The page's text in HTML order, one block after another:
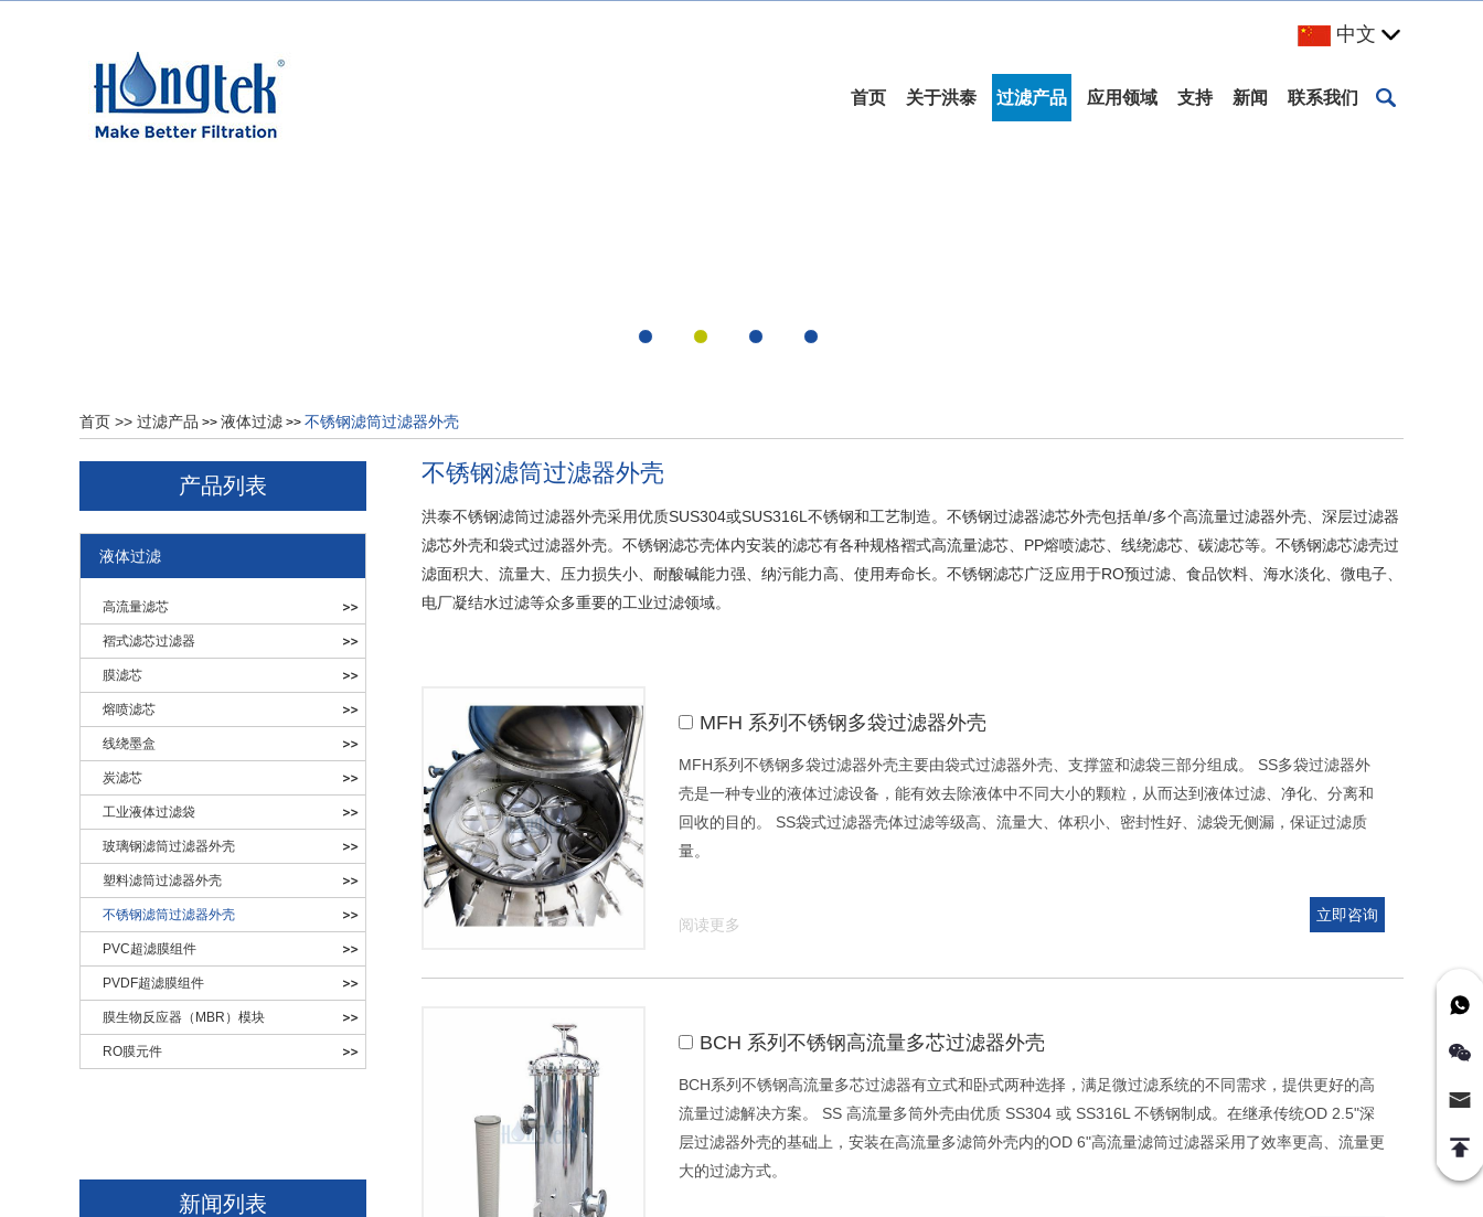
中文
首页 关于洪泰 过滤产品 应用领域 支持 新闻 联系我们
首页 >> 过滤产品 >> 液体过滤 >> 不锈钢滤筒过滤器外壳
不锈钢滤筒过滤器外壳
洪泰不锈钢滤筒过滤器外壳采用优质SUS304或SUS316L不锈钢和工艺制造。不锈钢过滤器滤芯外壳包括单/多个高流量过滤器外壳、深层过滤器
滤芯外壳和袋式过滤器外壳。不锈钢滤芯壳体内安装的滤芯有各种规格褶式高流量滤芯、PP熔喷滤芯、线绕滤芯、碳滤芯等。不锈钢滤芯滤壳过
滤面积大、流量大、压力损失小、耐酸碱能力强、纳污能力高、使用寿命长。不锈钢滤芯广泛应用于RO预过滤、食品饮料、海水淡化、微电子、
电厂凝结水过滤等众多重要的工业过滤领域。
MFH 系列不锈钢多袋过滤器外壳
MFH系列不锈钢多袋过滤器外壳主要由袋式过滤器外壳、支撑篮和滤袋三部分组成。 SS多袋过滤器外
壳是一种专业的液体过滤设备，能有效去除液体中不同大小的颗粒，从而达到液体过滤、净化、分离和
回收的目的。 SS袋式过滤器壳体过滤等级高、流量大、体积小、密封性好、滤袋无侧漏，保证过滤质
量。
阅读更多
立即咨询
BCH 系列不锈钢高流量多芯过滤器外壳
BCH系列不锈钢高流量多芯过滤器有立式和卧式两种选择，满足微过滤系统的不同需求，提供更好的高
流量过滤解决方案。 SS 高流量多筒外壳由优质 SS304 或 SS316L 不锈钢制成。在继承传统OD 2.5"深
层过滤器外壳的基础上，安装在高流量多滤筒外壳内的OD 6"高流量滤筒过滤器采用了效率更高、流量更
大的过滤方式。
产品列表
液体过滤
高流量滤芯
褶式滤芯过滤器
膜滤芯
熔喷滤芯
线绕墨盒
炭滤芯
工业液体过滤袋
玻璃钢滤筒过滤器外壳
塑料滤筒过滤器外壳
不锈钢滤筒过滤器外壳
PVC超滤膜组件
PVDF超滤膜组件
膜生物反应器（MBR）模块
RO膜元件
新闻列表